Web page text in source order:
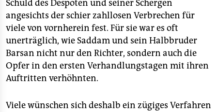
Schuld des Despoten und seiner Schergen
angesichts der schier zahllosen Verbrechen für
viele von vornherein fest. Für sie war es oft
unerträglich, wie Saddam und sein Halbbruder
Barsan nicht nur den Richter, sondern auch die
Opfer in den ersten Verhandlungstagen mit ihren
Auftritten verhöhnten.
Viele wünschen sich deshalb ein zügiges Verfahren